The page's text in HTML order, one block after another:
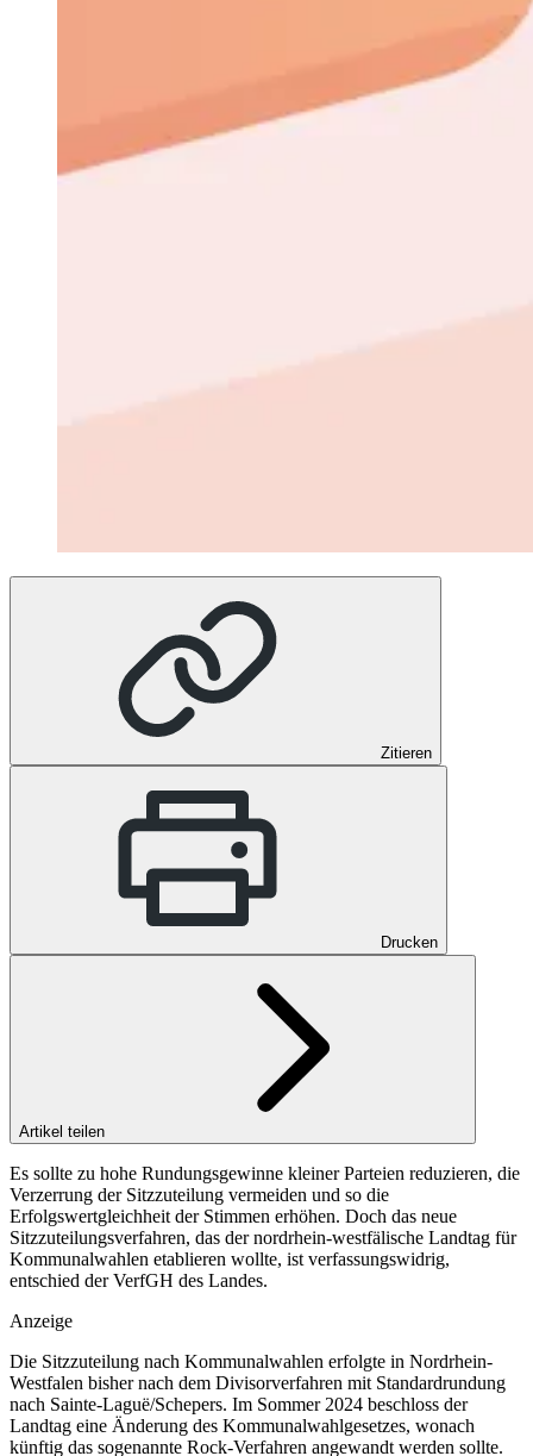
Zitieren
Drucken
Artikel teilen
Es sollte zu hohe Rundungsgewinne kleiner Parteien reduzieren, die
Verzerrung der Sitzzuteilung vermeiden und so die
Erfolgswertgleichheit der Stimmen erhöhen. Doch das neue
Sitzzuteilungsverfahren, das der nordrhein-westfälische Landtag für
Kommunalwahlen etablieren wollte, ist verfassungswidrig,
entschied der VerfGH des Landes.
Anzeige
Die Sitzzuteilung nach Kommunalwahlen erfolgte in Nordrhein-
Westfalen bisher nach dem Divisorverfahren mit Standardrundung
nach Sainte-Laguë/Schepers. Im Sommer 2024 beschloss der
Landtag eine Änderung des Kommunalwahlgesetzes, wonach
künftig das sogenannte Rock-Verfahren angewandt werden sollte.